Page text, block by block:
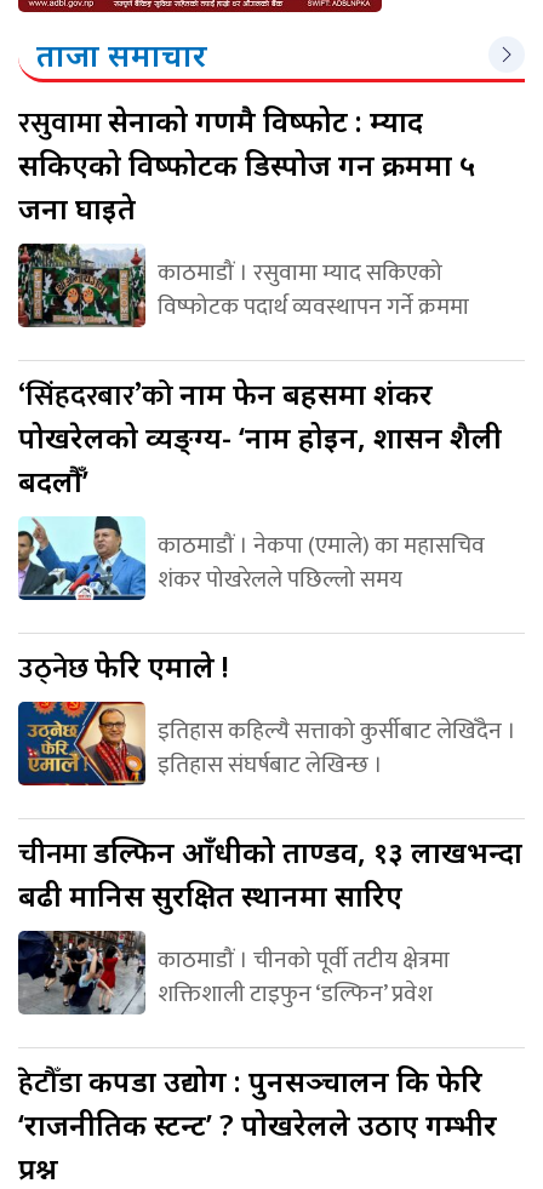
ताजा समाचार
रसुवामासेनाको गणमै विष्फोट : म्याद
सकिएको विष्फोटक डिस्पोज गर्ने क्रममा ५
जना घाइते
काठमाडौं । रसुवामा म्याद सकिएको
विष्फोटक पदार्थ व्यवस्थापन गर्ने क्रममा
‘सिंहदरबार’कोनाम फेर्ने बहसमा शंकर
पोखरेलको व्यङ्ग्य- ‘नाम होइन, शासन शैली
बदलौँ’
काठमाडौं । नेकपा (एमाले) का महासचिव
शंकर पोखरेलले पछिल्लो समय
उठ्नेछफेरि एमाले !
इतिहास कहिल्यै सत्ताको कुर्सीबाट लेखिँदैन ।
इतिहास संघर्षबाट लेखिन्छ ।
चीनमाडल्फिन आँधीको ताण्डव, १३ लाखभन्दा
बढी मानिस सुरक्षित स्थानमा सारिए
काठमाडौं । चीनको पूर्वी तटीय क्षेत्रमा
शक्तिशाली टाइफुन ‘डल्फिन’ प्रवेश
हेटौँडाकपडा उद्योग : पुनसञ्चालन कि फेरि
‘राजनीतिक स्टन्ट’ ? पोखरेलले उठाए गम्भीर
प्रश्न